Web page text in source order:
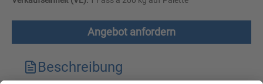
Angebot anfordern
Beschreibung